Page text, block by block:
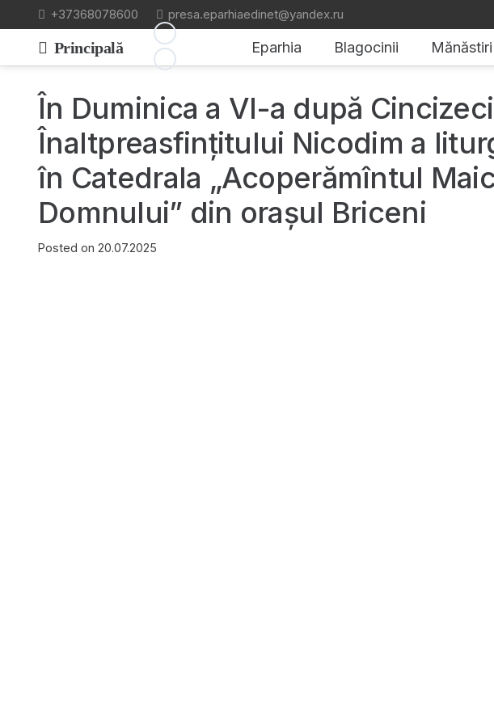
+37368078600 presa.eparhiaedinet@yandex.ru
Principală Eparhia Blagocinii Mănăstiri
În Duminica a VI-a după
Înaltpreasfințitului Nicodim a
în Catedrala „Acoperămîntul
Domnului” din orașul Briceni
Posted on 20.07.2025